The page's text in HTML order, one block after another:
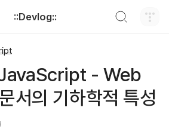
::Devlog::
- Web
서의 기하학적 특성